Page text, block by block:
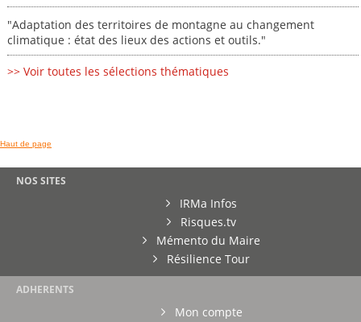
"Adaptation des territoires de montagne au changement
climatique : état des lieux des actions et outils."
>> Voir toutes les sélections thématiques
Haut de page
NOS SITES
IRMa Infos
Risques.tv
Mémento du Maire
Résilience Tour
ADHERENTS
Mon compte